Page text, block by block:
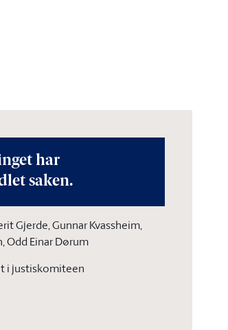
har
saken.
Gjerde, Gunnar Kvassheim,
Odd Einar Dørum
i justiskomiteen